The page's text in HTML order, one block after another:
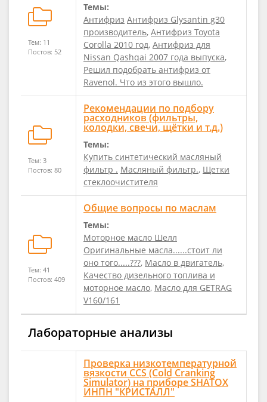
Тем: 11
Постов: 52
Темы:
Антифриз Антифриз Glysantin g30
производитель, Антифриз Toyota
Corolla 2010 год, Антифриз для
Nissan Qashqai 2007 года выпуска,
Решил подобрать антифриз от
Ravenol. Что из этого вышло.
Тем: 3
Постов: 80
Рекомендации по подбору
расходников (фильтры,
колодки, свечи, щётки и т.д.)
Темы:
Купить синтетический масляный
фильтр . Масляный фильтр., Щетки
стеклоочистителя
Тем: 41
Постов: 409
Общие вопросы по маслам
Темы:
Моторное масло Шелл
Оригинальные масла......стоит ли
оно того.....???, Масло в двигатель,
Качество дизельного топлива и
моторное масло, Масло для GETRAG
V160/161
Лабораторные анализы
Проверка низкотемпературной
вязкости CCS (Cold Cranking
Simulator) на приборе SHATOX
ИНПН "КРИСТАЛЛ"